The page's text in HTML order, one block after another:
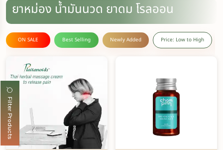
Filter Products
ยาหม่อง น้ำมันนวด ยาดม โรลออน
ON SALE Best Selling Newly Added Price: Low to High